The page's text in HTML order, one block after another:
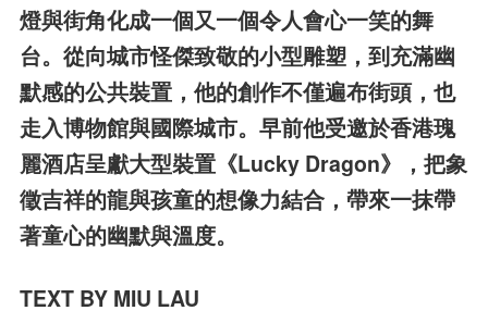
燈與街角化成一個又一個令人會心一笑的舞
台。從向城市怪傑致敬的小型雕塑，到充滿幽
默感的公共裝置，他的創作不僅遍布街頭，也
走入博物館與國際城市。早前他受邀於香港瑰
麗酒店呈獻大型裝置《Lucky Dragon》，把象
徵吉祥的龍與孩童的想像力結合，帶來一抹帶
著童心的幽默與溫度。
TEXT BY MIU LAU